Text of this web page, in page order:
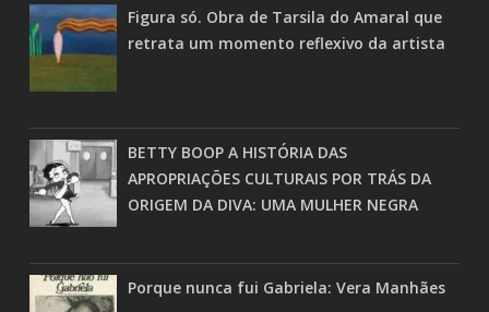
Figura só. Obra de Tarsila do Amaral que
retrata um momento reflexivo da artista
BETTY BOOP A HISTÓRIA DAS
APROPRIAÇÕES CULTURAIS POR TRÁS DA
ORIGEM DA DIVA: UMA MULHER NEGRA
Porque nunca fui Gabriela: Vera Manhães